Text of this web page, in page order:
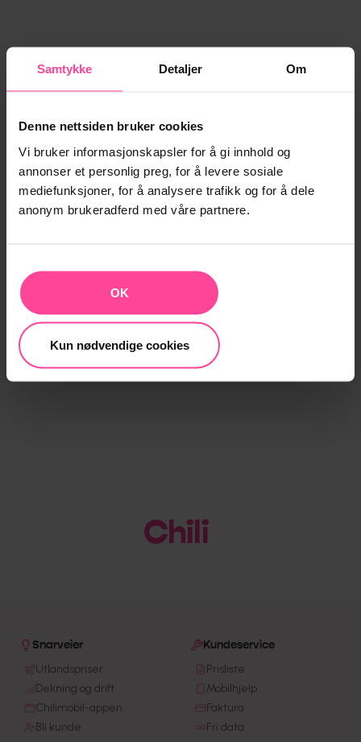
Samtykke Detaljer Om
Denne nettsiden bruker cookies
Vi bruker informasjonskapsler for å gi innhold og
annonser et personlig preg, for å levere sosiale
mediefunksjoner, for å analysere trafikk og for å dele
anonym brukeradferd med våre partnere.
OK
Kun nødvendige cookies
Chili
Snarveier
Utlandspriser
Dekning og drift
Chilimobil-appen
Bli kunde
Kundeservice
Prisliste
Mobilhjelp
Faktura
Fri data